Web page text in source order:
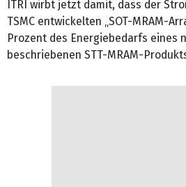
ITRI wirbt jetzt damit, dass der
TSMC entwickelten „SOT-MRAM-
Prozent des Energiebedarfs eines
beschriebenen STT-MRAM-